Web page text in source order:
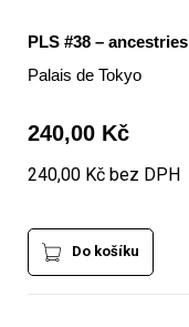
PLS #38 – ancestries
Palais de Tokyo
240,00 Kč
240,00 Kč bez DPH
Do košíku